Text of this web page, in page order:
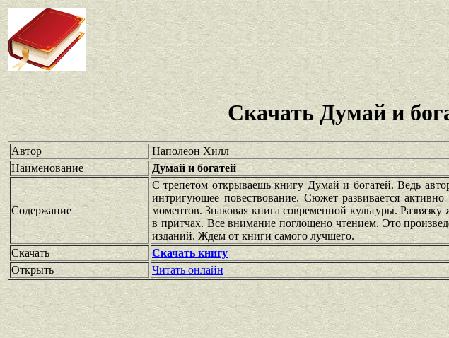
Скачать Думай и
Автор
Наполеон Хилл
Наименование
Думай и богатей
Содержание
С трепетом открываешь книгу Думай и богатей. Ведь
интригующее повествование. Сюжет развивается
моментов. Знаковая книга современной культуры.
в притчах. Все внимание поглощено чтением. Это
изданий. Ждем от книги самого лучшего.
Скачать
Скачать книгу
Открыть
Читать онлайн